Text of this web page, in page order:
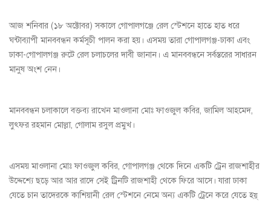
আজ শনিবার (১৮ অক্টোবর) সকালে গোপালগঞ্জে রেল স্টেশনে হাতে হাত ধরে
ঘন্টাব্যাপী মানববন্ধন কর্মসূচী পালন করা হয়। এসময় তারা গোপালগঞ্জ-ঢাকা এবং
ঢাকা-গোপালগঞ্জ রুটে রেল চলাচলের দাবী জানান। এ মানববন্ধনে সর্বস্তরের সাধারন
মানুষ অংশ নেন।
মানববন্ধন চলাকালে বক্তব্য রাখেন মাওলানা মোঃ ফাওজুল কবির, জামিল আহমেদ,
লুৎফর রহমান মোল্লা, গোলাম রসুল প্রমুখ।
এসময় মাওলানা মোঃ ফাওজুল কবির, গোপালগঞ্জ থেকে দিনে একটি ট্রেন রাজশাহীর
উদ্দেশ্যে ছড়ে আর আর রাদে সেই ট্রিনটি রাজশাহী থেকে ফিরে আসে। যারা ঢাকা
যেতে চান তাদেরকে কাশিয়ানী রেল স্টেশনে নেমে অন্য একটি ট্রেনে করে যেতে হয়্